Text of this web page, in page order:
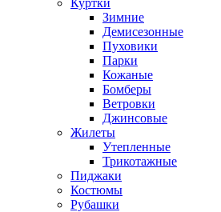
Зимние
Демисезонные
Пуховики
Парки
Кожаные
Бомберы
Ветровки
Джинсовые
Жилеты
Утепленные
Трикотажные
Пиджаки
Костюмы
Рубашки